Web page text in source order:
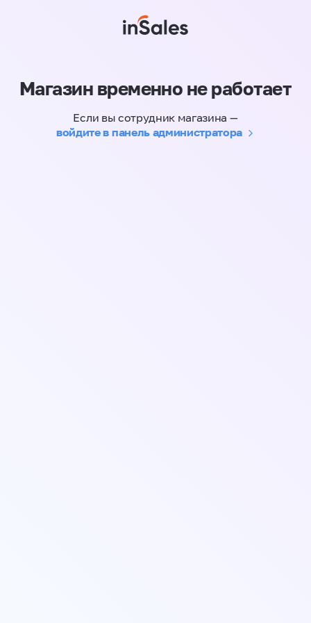
Магазин временно не работает
Если вы сотрудник магазина —
войдите в панель администратора